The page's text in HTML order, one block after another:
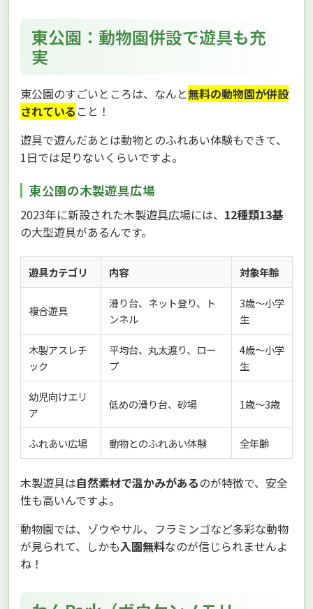
東公園：動物園併設で遊具も充
実
東公園のすごいところは、なんと無料の動物園が併設
されている こと！
遊具で遊んだあとは動物とのふれあい体験もできて、
1日では足りないくらいですよ。
東公園の木製遊具広場
2023年に新設された木製遊具広場には、 12種類13基
の大型遊具があるんです。
遊具カテゴリ 内容 対象年齢
複合遊具
滑り台、ネット登り、ト
ンネル
3歳〜小学
生
木製アスレチ
ック
平均台、丸太渡り、ロー
プ
4歳〜小学
生
幼児向けエリ
ア
低めの滑り台、砂場 1歳〜3歳
ふれあい広場 動物とのふれあい体験 全年齢
木製遊具は自然素材で温かみがあるのが特徴で、安全
性も高いんですよ。
動物園では、ゾウやサル、フラミンゴなど多彩な動物
が見られて、しかも入園無料なのが信じられませんよ
ね！